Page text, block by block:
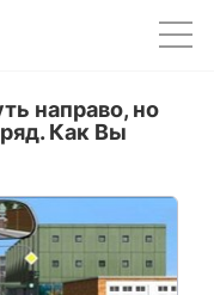
направо, но
Как Вы